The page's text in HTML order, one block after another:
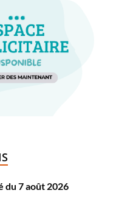
du 7 août 2026